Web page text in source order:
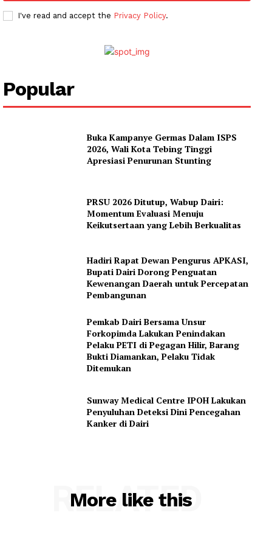
I've read and accept the Privacy Policy.
Popular
Buka Kampanye Germas Dalam ISPS
2026, Wali Kota Tebing Tinggi
Apresiasi Penurunan Stunting
PRSU 2026 Ditutup, Wabup Dairi:
Momentum Evaluasi Menuju
Keikutsertaan yang Lebih Berkualitas
Hadiri Rapat Dewan Pengurus APKASI,
Bupati Dairi Dorong Penguatan
Kewenangan Daerah untuk Percepatan
Pembangunan
Pemkab Dairi Bersama Unsur
Forkopimda Lakukan Penindakan
Pelaku PETI di Pegagan Hilir, Barang
Bukti Diamankan, Pelaku Tidak
Ditemukan
Sunway Medical Centre IPOH Lakukan
Penyuluhan Deteksi Dini Pencegahan
Kanker di Dairi
More like this
RELATED